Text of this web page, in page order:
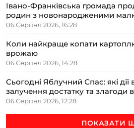
Івано-Франківська громада
родин з новонародженими
06 Серпня 2026, 16:28
Коли найкраще копати
врожаю
06 Серпня 2026, 14:28
Сьогодні Яблучний Спас: які
залучення достатку та злагоди
06 Серпня 2026, 12:28
ПОКАЗАТИ